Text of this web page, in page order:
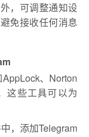
，可调整通知设
免接收任何消息
、Norton
这些工具可以为
，添加Telegram